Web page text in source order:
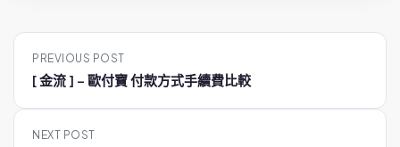
P
t
PREVIOUS POST
[ 金流 ] – 歐付寶 付款方式手續費比較
NEXT POST